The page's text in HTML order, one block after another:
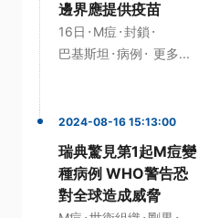
邊界應提供疫苗
16日 · M痘 ·封鎖 ·
巴基斯坦 ·病例 · 更多...
2024-08-16 15:13:00
瑞典驚見第1起M痘變
種病例 WHO警告恐
對全球造成威脅